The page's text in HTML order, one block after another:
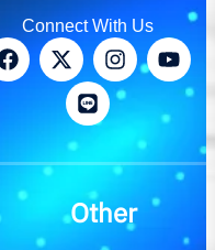
Connect With Us
Other